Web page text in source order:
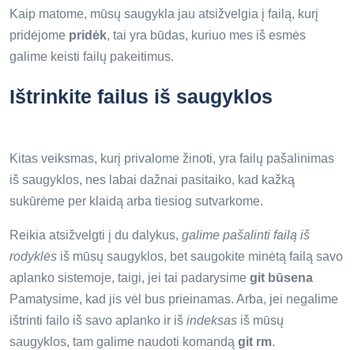
Kaip matome, mūsų saugykla jau atsižvelgia į failą, kurį
pridėjome pridėk, tai yra būdas, kuriuo mes iš esmės
galime keisti failų pakeitimus.
Ištrinkite failus iš saugyklos
Kitas veiksmas, kurį privalome žinoti, yra failų pašalinimas
iš saugyklos, nes labai dažnai pasitaiko, kad kažką
sukūrėme per klaidą arba tiesiog sutvarkome.
Reikia atsižvelgti į du dalykus, galime pašalinti failą iš
rodyklės iš mūsų saugyklos, bet saugokite minėtą failą savo
aplanko sistemoje, taigi, jei tai padarysime git būsena
Pamatysime, kad jis vėl bus prieinamas. Arba, jei negalime
ištrinti failo iš savo aplanko ir iš indeksas iš mūsų
saugyklos, tam galime naudoti komandą git rm.